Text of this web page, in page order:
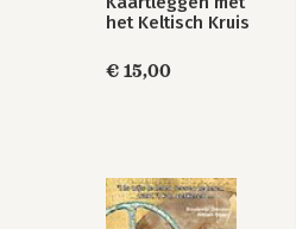
het Keltisch Kruis
€ 15,00